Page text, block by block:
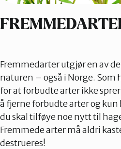
Fremmedarter utgjør en av
naturen – også i Norge. Som
for at forbudte arter ikke
å fjerne forbudte arter og kun
du skal tilføye noe nytt til
Fremmede arter må aldri
destrueres!